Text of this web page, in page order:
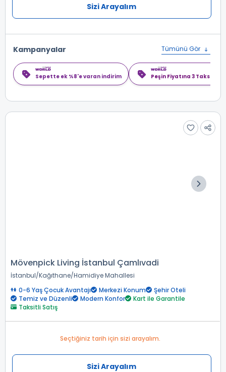
Sizi Arayalım
Kampanyalar Tümünü Gör
Sepette ek %8'e varan indirim Peşin Fiyatına 3 Taksit
Mövenpick Living İstanbul Çamlıvadi
İstanbul Kağıthane Hamidiye Mahallesi
0-6 Yaş Çocuk Avantajı
Merkezi Konum
Şehir Oteli
Temiz ve Düzenli
Modern Konfor
Kart ile Garantile
Taksitli Satış
Seçtiğiniz tarih için sizi arayalım.
Sizi Arayalım